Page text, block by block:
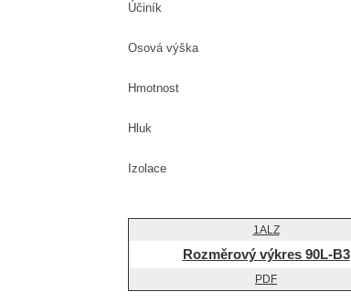
Účiník
Osová výška
Hmotnost
Hluk
Izolace
Rozměrový výkres 90L-B3